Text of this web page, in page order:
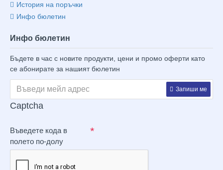
История на поръчки
Инфо бюлетин
Инфо бюлетин
Бъдете в час с новите продукти, цени и промо оферти като
се абонирате за нашият бюлетин
Запиши ме
Captcha
Въведете кода в
полето по-долу